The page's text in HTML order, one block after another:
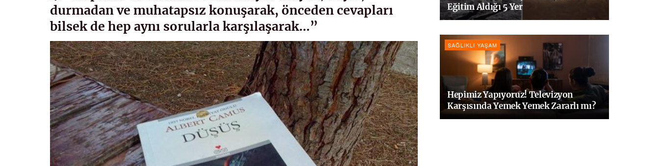
durmadan ve muhatapsız konuşarak, önceden cevapları
bilsek de hep aynı sorularla karşılaşarak…”
Eğitim Aldığı 5 Yer
SAĞLIKLI YAŞAM
Hepimiz Yapıyoruz! Televizyon
Karşısında Yemek Yemek Zararlı mı?